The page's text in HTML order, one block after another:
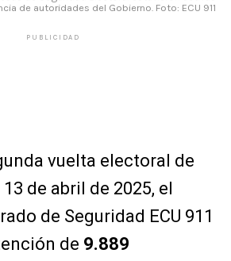
de autoridades del Gobierno. Foto: ECU 911
PUBLICIDAD
vuelta electoral de
de abril de 2025, el
de Seguridad ECU 911
de 9.889